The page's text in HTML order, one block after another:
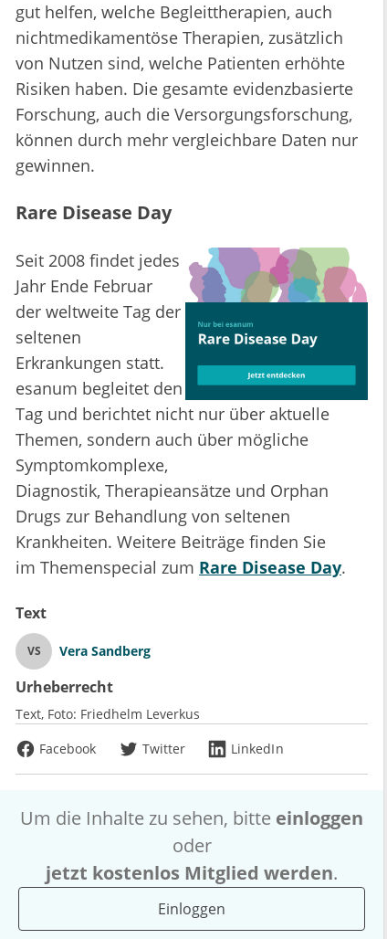
gut helfen, welche Begleittherapien, auch
nichtmedikamentöse Therapien, zusätzlich
von Nutzen sind, welche Patienten erhöhte
Risiken haben. Die gesamte evidenzbasierte
Forschung, auch die Versorgungsforschung,
können durch mehr vergleichbare Daten nur
gewinnen.
Rare Disease Day
Seit 2008 findet jedes
Jahr Ende Februar
der weltweite Tag der
seltenen
Erkrankungen statt.
esanum begleitet den
Tag und berichtet nicht nur über aktuelle
Themen, sondern auch über mögliche
Symptomkomplexe,
Diagnostik, Therapieansätze und Orphan
Drugs zur Behandlung von seltenen
Krankheiten. Weitere Beiträge finden Sie
im Themenspecial zum Rare Disease Day.
Text
VS Vera Sandberg
Urheberrecht
Text, Foto: Friedhelm Leverkus
Facebook
Twitter LinkedIn
Um die Inhalte zu sehen, bitte einloggen
oder
jetzt kostenlos Mitglied werden.
Einloggen